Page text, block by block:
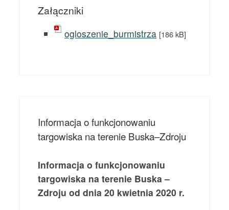
Załączniki
ogloszenie_burmistrza [186 kB]
Informacja o funkcjonowaniu
targowiska na terenie Buska–Zdroju
Informacja o funkcjonowaniu
targowiska na terenie Buska –
Zdroju od dnia 20 kwietnia 2020 r.